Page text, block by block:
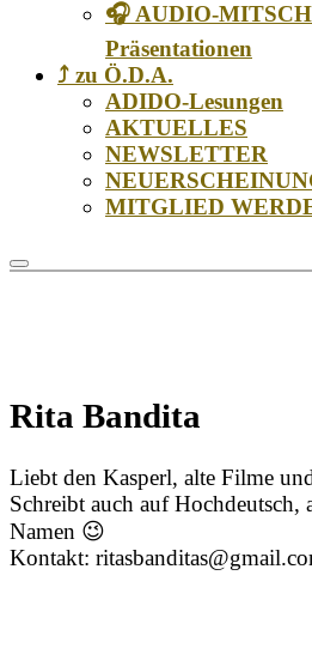
🎧 AUDIO-
Präsentationen
⤴️ zu Ö.D.A.
ADIDO-Lesungen
AKTUELLES
NEWSLETTER
MITGLIED
Rita Bandita
Liebt den Kasperl, alte Filme
Schreibt auch auf Hochdeutsch,
Namen 😉
Kontakt: